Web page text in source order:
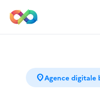
location_onAgence digitale